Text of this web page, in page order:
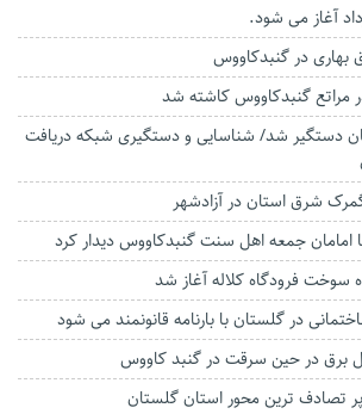
بهاری در گنبدکاووس
دستگیر شد/ شناسایی و دستگیری شبکه دریافت
شرق استان در آزادشهر
امامان جمعه اهل سنت گنبدکاووس دیدار کرد
سوخت فرودگاه کلاله آغاز شد
در گلستان با بارنامه قانونمند می شود
برق در حین سرقت در گنبد کاووس
پر تصادف‌ ترین محور استان گلستان